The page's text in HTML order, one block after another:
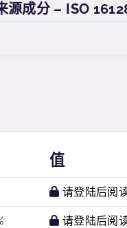
源成分 – ISO
值
请登陆后阅
请登陆后阅